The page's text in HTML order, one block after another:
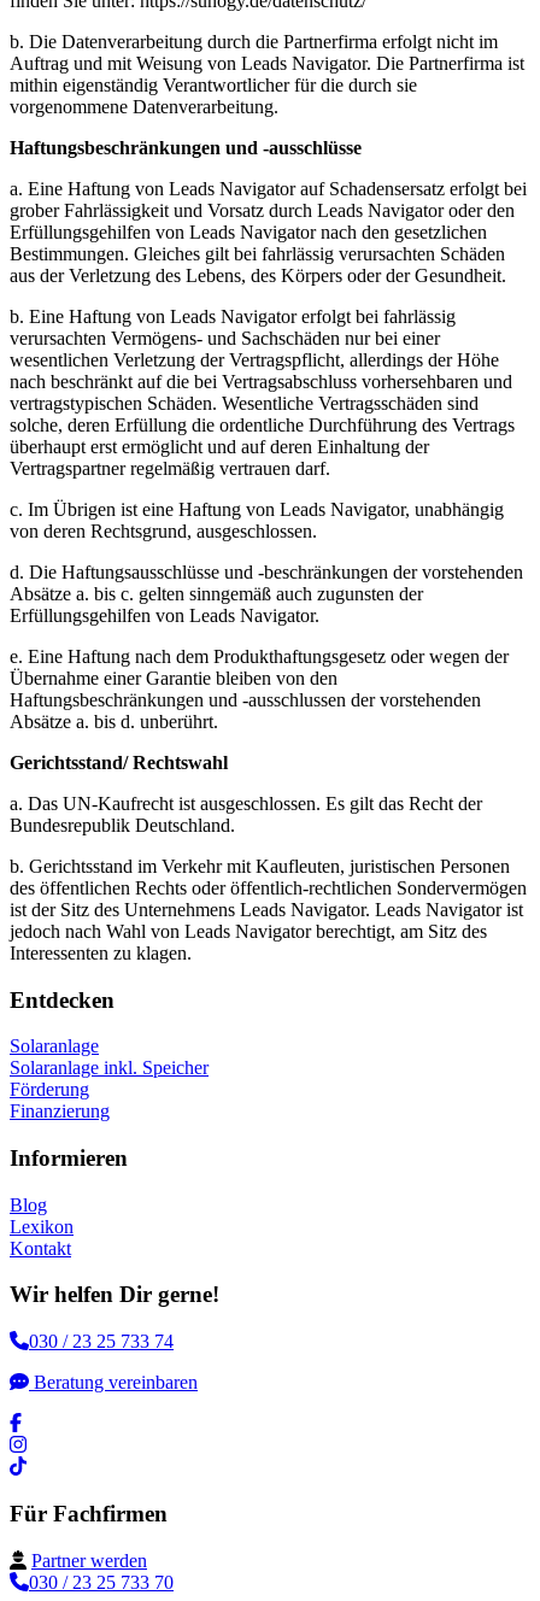
b. Die Datenverarbeitung durch die Partnerfirma erfolgt nicht im
Auftrag und mit Weisung von Leads Navigator. Die Partnerfirma ist
mithin eigenständig Verantwortlicher für die durch sie
vorgenommene Datenverarbeitung.
Haftungsbeschränkungen und -ausschlüsse
a. Eine Haftung von Leads Navigator auf Schadensersatz erfolgt bei
grober Fahrlässigkeit und Vorsatz durch Leads Navigator oder den
Erfüllungsgehilfen von Leads Navigator nach den gesetzlichen
Bestimmungen. Gleiches gilt bei fahrlässig verursachten Schäden
aus der Verletzung des Lebens, des Körpers oder der Gesundheit.
b. Eine Haftung von Leads Navigator erfolgt bei fahrlässig
verursachten Vermögens- und Sachschäden nur bei einer
wesentlichen Verletzung der Vertragspflicht, allerdings der Höhe
nach beschränkt auf die bei Vertragsabschluss vorhersehbaren und
vertragstypischen Schäden. Wesentliche Vertragsschäden sind
solche, deren Erfüllung die ordentliche Durchführung des Vertrags
überhaupt erst ermöglicht und auf deren Einhaltung der
Vertragspartner regelmäßig vertrauen darf.
c. Im Übrigen ist eine Haftung von Leads Navigator, unabhängig
von deren Rechtsgrund, ausgeschlossen.
d. Die Haftungsausschlüsse und -beschränkungen der vorstehenden
Absätze a. bis c. gelten sinngemäß auch zugunsten der
Erfüllungsgehilfen von Leads Navigator.
e. Eine Haftung nach dem Produkthaftungsgesetz oder wegen der
Übernahme einer Garantie bleiben von den
Haftungsbeschränkungen und -ausschlussen der vorstehenden
Absätze a. bis d. unberührt.
Gerichtsstand/ Rechtswahl
a. Das UN-Kaufrecht ist ausgeschlossen. Es gilt das Recht der
Bundesrepublik Deutschland.
b. Gerichtsstand im Verkehr mit Kaufleuten, juristischen Personen
des öffentlichen Rechts oder öffentlich-rechtlichen Sondervermögen
ist der Sitz des Unternehmens Leads Navigator. Leads Navigator ist
jedoch nach Wahl von Leads Navigator berechtigt, am Sitz des
Interessenten zu klagen.
Entdecken
Solaranlage
Solaranlage inkl. Speicher
Förderung
Finanzierung
Informieren
Blog
Lexikon
Kontakt
Wir helfen Dir gerne!
030 / 23 25 733 74
Beratung vereinbaren
Für Fachfirmen
Partner werden
030 / 23 25 733 70